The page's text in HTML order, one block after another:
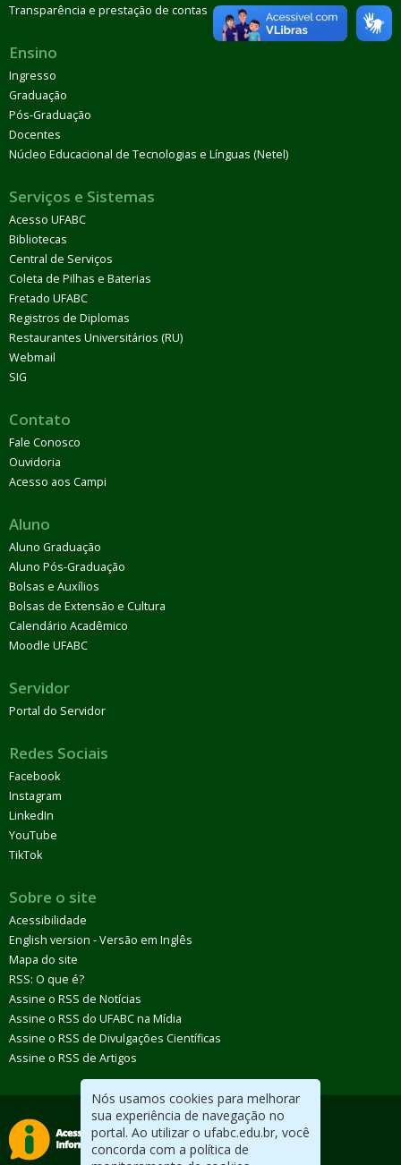
Nós usamos cookies para melhorar
sua experiência de navegação no
portal. Ao utilizar o ufabc.edu.br, você
concorda com a política de
Transparência e prestação de contas
Ensino
Ingresso
Graduação
Pós-Graduação
Docentes
Núcleo Educacional de Tecnologias e Línguas (Netel)
Serviços e Sistemas
Acesso UFABC
Bibliotecas
Central de Serviços
Coleta de Pilhas e Baterias
Fretado UFABC
Registros de Diplomas
Restaurantes Universitários (RU)
Webmail
SIG
Contato
Fale Conosco
Ouvidoria
Acesso aos Campi
Aluno
Aluno Graduação
Aluno Pós-Graduação
Bolsas e Auxílios
Bolsas de Extensão e Cultura
Calendário Acadêmico
Moodle UFABC
Servidor
Portal do Servidor
Redes Sociais
Facebook
Instagram
LinkedIn
YouTube
TikTok
Sobre o site
Acessibilidade
English version - Versão em Inglês
Mapa do site
RSS: O que é?
Assine o RSS de Notícias
Assine o RSS do UFABC na Mídia
Assine o RSS de Divulgações Científicas
Assine o RSS de Artigos